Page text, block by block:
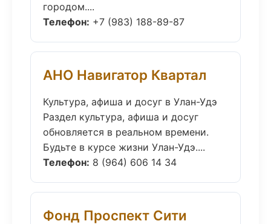
городом....
Телефон: +7 (983) 188-89-87
АНО Навигатор Квартал
Культура, афиша и досуг в Улан-Удэ
Раздел культура, афиша и досуг
обновляется в реальном времени.
Будьте в курсе жизни Улан-Удэ....
Телефон: 8 (964) 606 14 34
Фонд Проспект Сити